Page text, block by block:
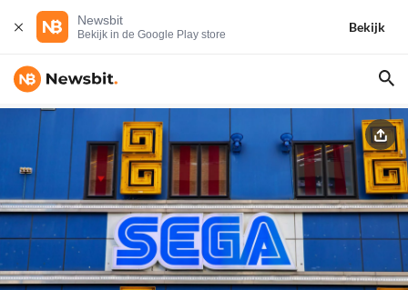
Newsbit
Bekijk in de Google Play store
Bekijk